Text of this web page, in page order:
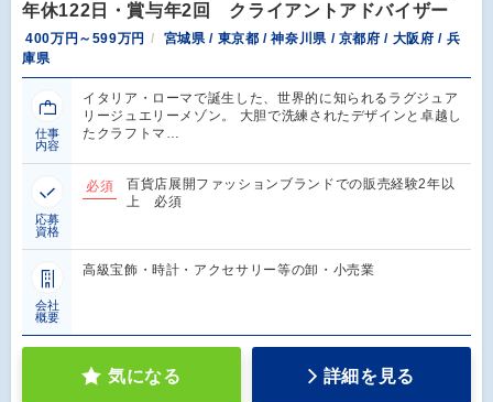
年休122日・賞与年2回 クライアントアドバイザー
400万円～599万円
宮城県 / 東京都 / 神奈川県 / 京都府 / 大阪府 / 兵
庫県
仕事
内容
イタリア・ローマで誕生した、世界的に知られるラグジュア
リージュエリーメゾン。 大胆で洗練されたデザインと卓越し
たクラフトマ…
応募
資格
必須
百貨店展開ファッションブランドでの販売経験2年以
上 必須
会社
概要
高級宝飾・時計・アクセサリー等の卸・小売業
気になる 詳細を見る